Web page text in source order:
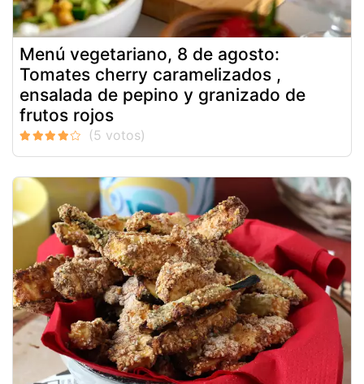
Menú vegetariano, 8 de agosto:
Tomates cherry caramelizados ,
ensalada de pepino y granizado de
frutos rojos